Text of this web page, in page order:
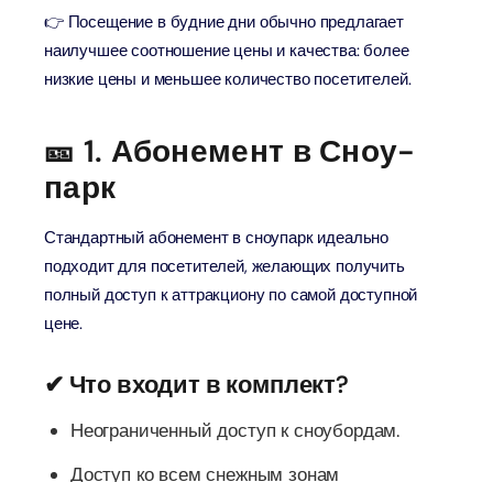
👉 Посещение в будние дни обычно предлагает
наилучшее соотношение цены и качества: более
низкие цены и меньшее количество посетителей.
🎫 1. Абонемент в Сноу-
парк
Стандартный абонемент в сноупарк идеально
подходит для посетителей, желающих получить
полный доступ к аттракциону по самой доступной
цене.
✔ Что входит в комплект?
Неограниченный доступ к сноубордам.
Доступ ко всем снежным зонам